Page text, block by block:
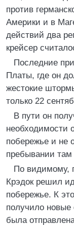
против
Америки и в
действий два
крейсер
Последние
Платы, где он
жестокие
только 22
В пути он
необходимости
побережье и не
пребывании там
По видимому,
Крэдок решил
побережье. К
получило новые
была